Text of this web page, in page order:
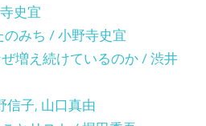
史宜
みち / 小野寺史宜
増え続けているのか / 渋井
信子, 山口真由